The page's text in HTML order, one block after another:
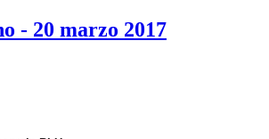
- 20 marzo 2017